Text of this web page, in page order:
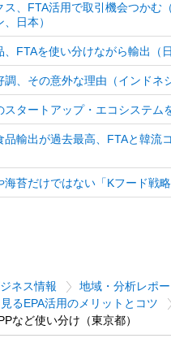
ス、FTA活用で取引機会つかむ
日本）
、FTAを使い分けながら輸出（日
調、その意外な理由（インドネ
スタートアップ・エコシステム
品輸出が過去最高、FTAと韓流
海苔だけではない「Kフード戦
ネス情報 地域・分析レポー
るEPA活用のメリットとコツ
など使い分け（東京都）